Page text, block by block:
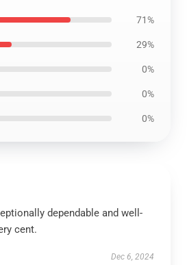
71%
29%
0%
0%
0%
dependable and well-
cent.
Dec 6, 2024